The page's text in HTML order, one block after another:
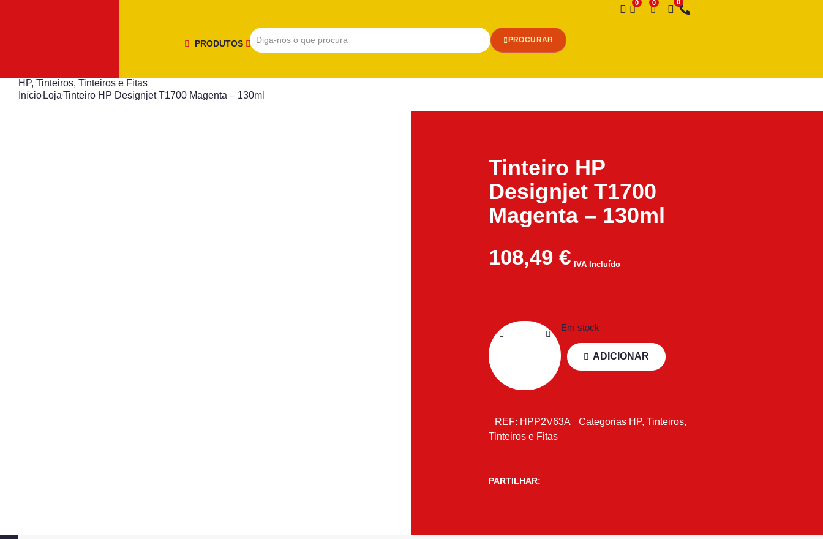
PRODUTOS PROCURAR
Desejo
HP, Tinteiros, Tinteiros e Fitas
Início LojaTinteiro HP Designjet T1700 Magenta – 130ml
Tinteiro HP
Designjet T1700
Magenta – 130ml
108,49 € IVA Incluído
Em stock
ADICIONAR
REF: HPP2V63A Categorias HP, Tinteiros,
Tinteiros e Fitas
PARTILHAR: